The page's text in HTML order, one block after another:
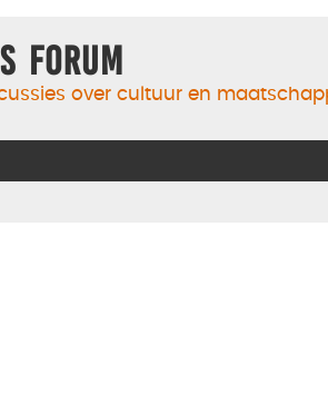
Forum
over cultuur en